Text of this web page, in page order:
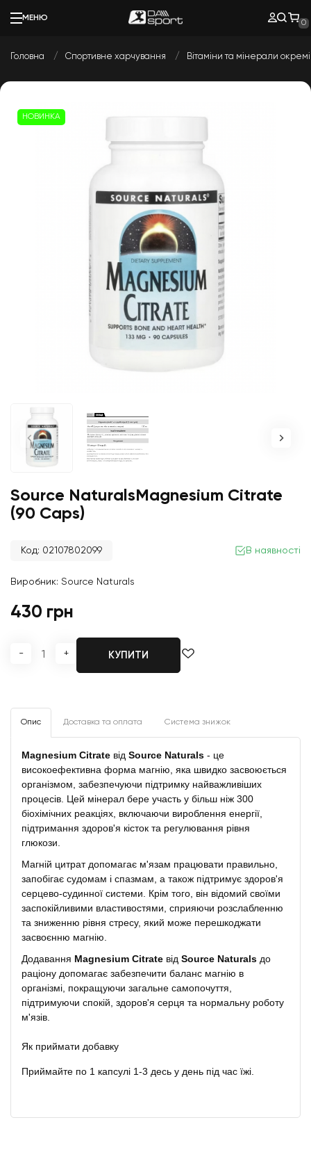
МЕНЮ
0
Головна Спортивне харчування Вітаміни та мінерали окремі
НОВИНКА
Source NaturalsMagnesium Citrate
(90 Caps)
Код: 02107802099 В наявності
Виробник: Source Naturals
430 грн
- + КУПИТИ
Опис Доставка та оплата Система знижок
Magnesium Citrate від Source Naturals - це
високоефективна форма магнію, яка швидко засвоюється
організмом, забезпечуючи підтримку найважливіших
процесів. Цей мінерал бере участь у більш ніж 300
біохімічних реакціях, включаючи вироблення енергії,
підтримання здоров'я кісток та регулювання рівня
глюкози.
Магній цитрат допомагає м'язам працювати правильно,
запобігає судомам і спазмам, а також підтримує здоров'я
серцево-судинної системи. Крім того, він відомий своїми
заспокійливими властивостями, сприяючи розслабленню
та зниженню рівня стресу, який може перешкоджати
засвоєнню магнію.
Додавання Magnesium Citrate від Source Naturals до
раціону допомагає забезпечити баланс магнію в
організмі, покращуючи загальне самопочуття,
підтримуючи спокій, здоров'я серця та нормальну роботу
м'язів.
Як приймати добавку
Приймайте по 1 капсулі 1-3 десь у день під час їжі.